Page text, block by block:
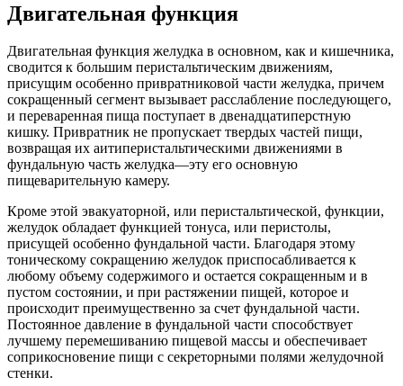
Двигательная функция
Двигательная функция желудка в основном, как и кишечника,
сводится к большим перистальтическим движениям,
присущим особенно привратниковой части желудка, причем
сокращенный сегмент вызывает расслабление последующего,
и переваренная пища поступает в двенадцатиперстную
кишку. Привратник не пропускает твердых частей пищи,
возвращая их аитиперистальтическими движениями в
фундальную часть желудка—эту его основную
пищеварительную камеру.
Кроме этой эвакуаторной, или перистальтической, функции,
желудок обладает функцией тонуса, или перистолы,
присущей особенно фундальной части. Благодаря этому
тоническому сокращению желудок приспосабливается к
любому объему содержимого и остается сокращенным и в
пустом состоянии, и при растяжении пищей, которое и
происходит преимущественно за счет фундальной части.
Постоянное давление в фундальной части способствует
лучшему перемешиванию пищевой массы и обеспечивает
соприкосновение пищи с секреторными полями желудочной
стенки.